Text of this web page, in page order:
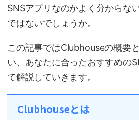
SNSアプリなのかよく分からな
ではないでしょうか。
この記事ではClubhouseの概要
い、あなたに合ったおすすめの
て解説していきます。
Clubhouseとは